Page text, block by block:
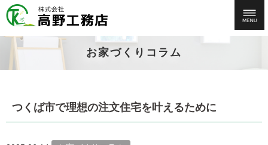
お家づくりコラム
つくば市で理想の注文住宅を叶えるために